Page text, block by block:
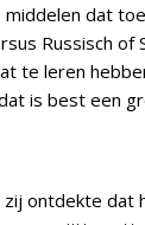
dat
Russisch of
te leren
is best een
ontdekte dat